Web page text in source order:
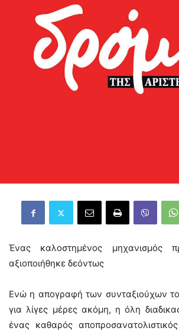
Ένας καλοστημένος μηχανισμός
αξιοποιήθηκε δεόντως
Ενώ η απογραφή των συνταξιούχων
για λίγες μέρες ακόμη, η όλη
ένας καθαρός